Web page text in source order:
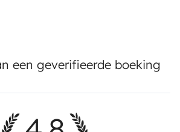
een geverifieerde boeking